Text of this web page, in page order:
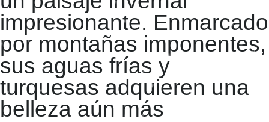
impresionante. Enmarcado
por montañas imponentes,
sus aguas frías y
turquesas adquieren una
belleza aún más